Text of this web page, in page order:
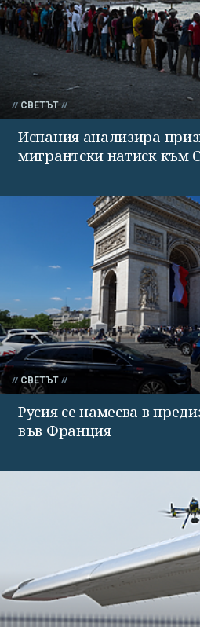
СВЕТЪТ
Испания анализира
мигрантски натиск към
СВЕТЪТ
Русия се намесва в
във Франция